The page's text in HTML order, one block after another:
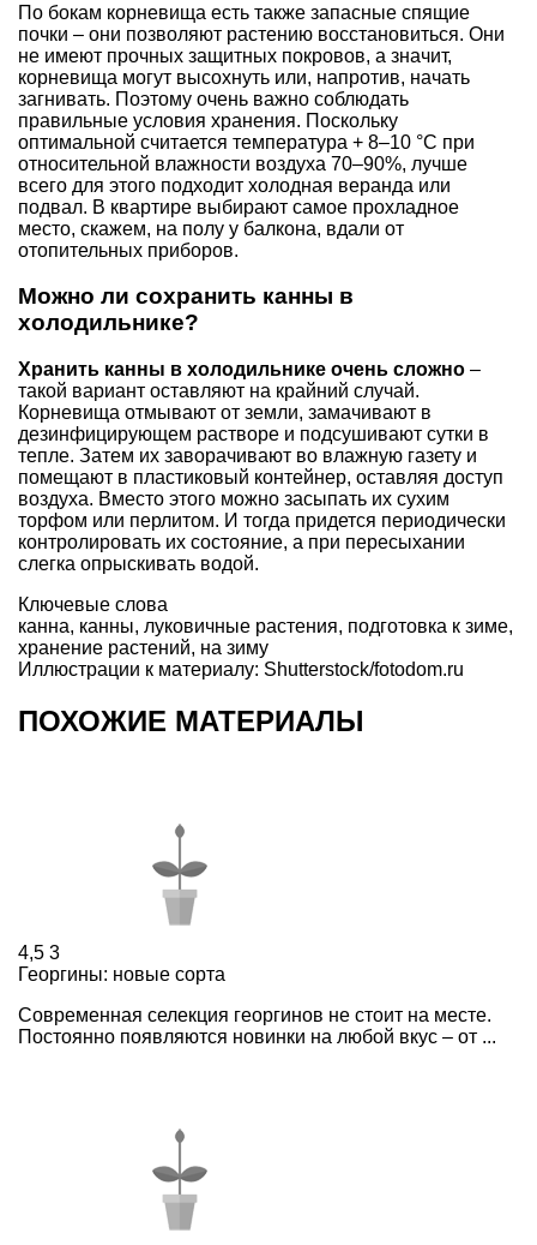
По бокам корневища есть также запасные спящие
почки – они позволяют растению восстановиться. Они
не имеют прочных защитных покровов, а значит,
корневища могут высохнуть или, напротив, начать
загнивать. Поэтому очень важно соблюдать
правильные условия хранения. Поскольку
оптимальной считается температура + 8–10 °С при
относительной влажности воздуха 70–90%, лучше
всего для этого подходит холодная веранда или
подвал. В квартире выбирают самое прохладное
место, скажем, на полу у балкона, вдали от
отопительных приборов.
Можно ли сохранить канны в
холодильнике?
Хранить канны в холодильнике очень сложно –
такой вариант оставляют на крайний случай.
Корневища отмывают от земли, замачивают в
дезинфицирующем растворе и подсушивают сутки в
тепле. Затем их заворачивают во влажную газету и
помещают в пластиковый контейнер, оставляя доступ
воздуха. Вместо этого можно засыпать их сухим
торфом или перлитом. И тогда придется периодически
контролировать их состояние, а при пересыхании
слегка опрыскивать водой.
Ключевые слова
канна, канны, луковичные растения, подготовка к зиме,
хранение растений, на зиму
Иллюстрации к материалу: Shutterstock/fotodom.ru
ПОХОЖИЕ МАТЕРИАЛЫ
4,5 3
Георгины: новые сорта
Современная селекция георгинов не стоит на месте.
Постоянно появляются новинки на любой вкус – от ...